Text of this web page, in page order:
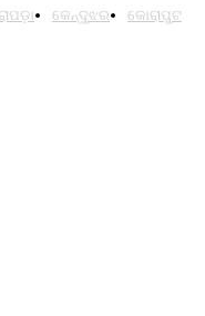
କେନ୍ଦୁଝର କୋରାପୁଟ